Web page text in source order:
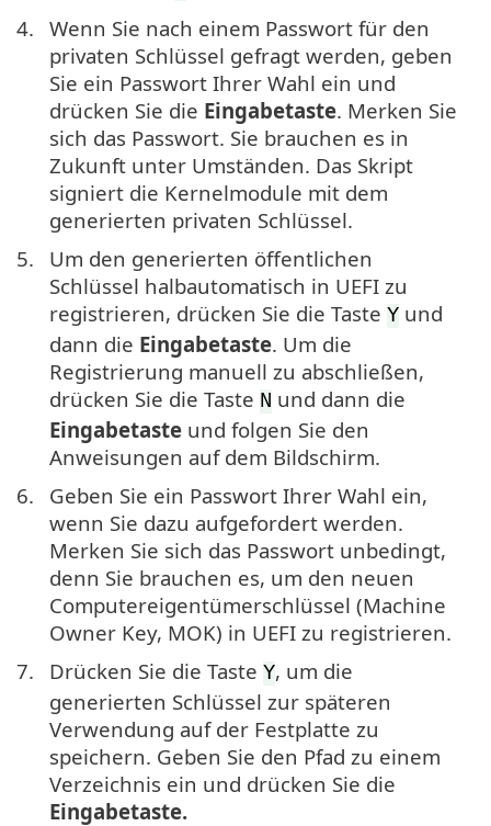
4. Wenn Sie nach einem Passwort für den
privaten Schlüssel gefragt werden, geben
Sie ein Passwort Ihrer Wahl ein und
drücken Sie die Eingabetaste. Merken Sie
sich das Passwort. Sie brauchen es in
Zukunft unter Umständen. Das Skript
signiert die Kernelmodule mit dem
generierten privaten Schlüssel.
5.
Um den generierten öffentlichen
Schlüssel halbautomatisch in UEFI zu
registrieren, drücken Sie die Taste Y und
dann die Eingabetaste. Um die
Registrierung manuell zu abschließen,
drücken Sie die Taste N und dann die
Eingabetaste und folgen Sie den
Anweisungen auf dem Bildschirm.
6.
Geben Sie ein Passwort Ihrer Wahl ein,
wenn Sie dazu aufgefordert werden.
Merken Sie sich das Passwort unbedingt,
denn Sie brauchen es, um den neuen
Computereigentümerschlüssel (Machine
Owner Key, MOK) in UEFI zu registrieren.
7.
Drücken Sie die Taste Y, um die
generierten Schlüssel zur späteren
Verwendung auf der Festplatte zu
speichern. Geben Sie den Pfad zu einem
Verzeichnis ein und drücken Sie die
Eingabetaste.